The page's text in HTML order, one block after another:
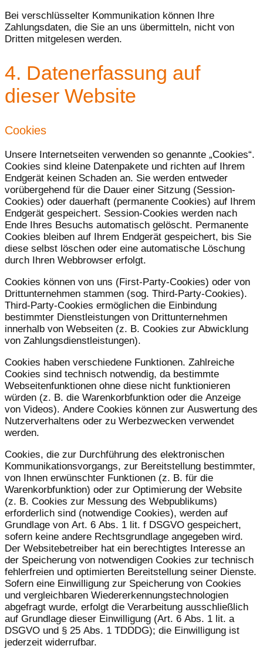
Bei verschlüsselter Kommunikation können Ihre
Zahlungsdaten, die Sie an uns übermitteln, nicht von
Dritten mitgelesen werden.
4. Datenerfassung auf
dieser Website
Cookies
Unsere Internetseiten verwenden so genannte „Cookies“.
Cookies sind kleine Datenpakete und richten auf Ihrem
Endgerät keinen Schaden an. Sie werden entweder
vorübergehend für die Dauer einer Sitzung (Session-
Cookies) oder dauerhaft (permanente Cookies) auf Ihrem
Endgerät gespeichert. Session-Cookies werden nach
Ende Ihres Besuchs automatisch gelöscht. Permanente
Cookies bleiben auf Ihrem Endgerät gespeichert, bis Sie
diese selbst löschen oder eine automatische Löschung
durch Ihren Webbrowser erfolgt.
Cookies können von uns (First-Party-Cookies) oder von
Drittunternehmen stammen (sog. Third-Party-Cookies).
Third-Party-Cookies ermöglichen die Einbindung
bestimmter Dienstleistungen von Drittunternehmen
innerhalb von Webseiten (z. B. Cookies zur Abwicklung
von Zahlungsdienstleistungen).
Cookies haben verschiedene Funktionen. Zahlreiche
Cookies sind technisch notwendig, da bestimmte
Webseitenfunktionen ohne diese nicht funktionieren
würden (z. B. die Warenkorbfunktion oder die Anzeige
von Videos). Andere Cookies können zur Auswertung des
Nutzerverhaltens oder zu Werbezwecken verwendet
werden.
Cookies, die zur Durchführung des elektronischen
Kommunikationsvorgangs, zur Bereitstellung bestimmter,
von Ihnen erwünschter Funktionen (z. B. für die
Warenkorbfunktion) oder zur Optimierung der Website
(z. B. Cookies zur Messung des Webpublikums)
erforderlich sind (notwendige Cookies), werden auf
Grundlage von Art. 6 Abs. 1 lit. f DSGVO gespeichert,
sofern keine andere Rechtsgrundlage angegeben wird.
Der Websitebetreiber hat ein berechtigtes Interesse an
der Speicherung von notwendigen Cookies zur technisch
fehlerfreien und optimierten Bereitstellung seiner Dienste.
Sofern eine Einwilligung zur Speicherung von Cookies
und vergleichbaren Wiedererkennungstechnologien
abgefragt wurde, erfolgt die Verarbeitung ausschließlich
auf Grundlage dieser Einwilligung (Art. 6 Abs. 1 lit. a
DSGVO und § 25 Abs. 1 TDDDG); die Einwilligung ist
jederzeit widerrufbar.